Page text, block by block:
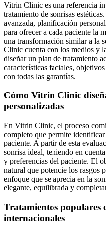
Vitrin Clinic es una referencia
tratamiento de sonrisas
avanzada, planificación
para ofrecer a cada paciente la
una transformación similar a la
Clinic cuenta con los medios y
diseñar un plan de tratamiento
características faciales,
con todas las garantías.
Cómo Vitrin Clinic
personalizadas
En Vitrin Clinic, el proceso
completo que permite identificar
paciente. A partir de esta
sonrisa ideal, teniendo en
y preferencias del paciente. El
natural que potencie los rasgos
enfoque que se aprecia en la
elegante, equilibrada y
Tratamientos populares
internacionales